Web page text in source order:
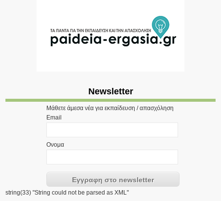
Newsletter
Μάθετε άμεσα νέα για εκπαίδευση / απασχόληση
Email
Ονομα
string(33) "String could not be parsed as XML"